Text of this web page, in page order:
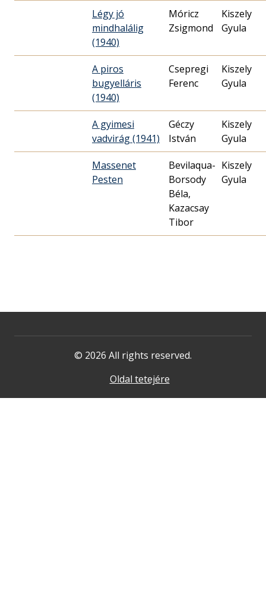
Légy jó
mindhalálig
(1940)
Móricz
Zsigmond
Kiszely
Gyula
A piros
bugyelláris
(1940)
Csepregi
Ferenc
Kiszely
Gyula
A gyimesi
vadvirág (1941)
Géczy
István
Kiszely
Gyula
Massenet
Pesten
Bevilaqua-
Borsody
Béla,
Kazacsay
Tibor
Kiszely
Gyula
© 2026 All rights reserved.
Oldal tetejére